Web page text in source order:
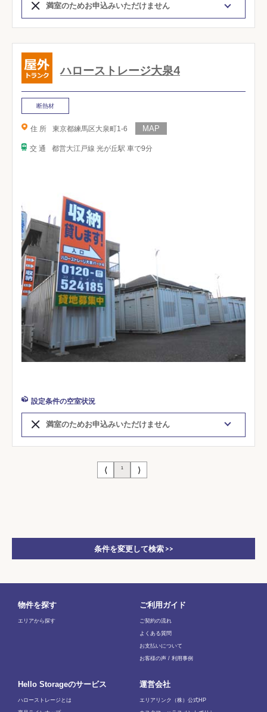
満室のためお申込みいただけません
ハローストレージ大泉4
断熱材
住 所 東京都練馬区大泉町1-6
交 通 都営大江戸線 光が丘駅 車で9分
設定条件の空室状況
満室のためお申込みいただけません
⟨ 1 ⟩
条件を変更して検索 >>
物件を探す
エリアから探す
ご利用ガイド
ご契約の流れ
よくある質問
お支払いについて
お客様の声 / 利用事例
Hello Storageのサービス
ハローストレージとは
運営会社
エリアリンク（株）公式HP